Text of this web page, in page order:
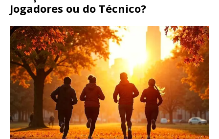
Jogadores ou do Técnico?